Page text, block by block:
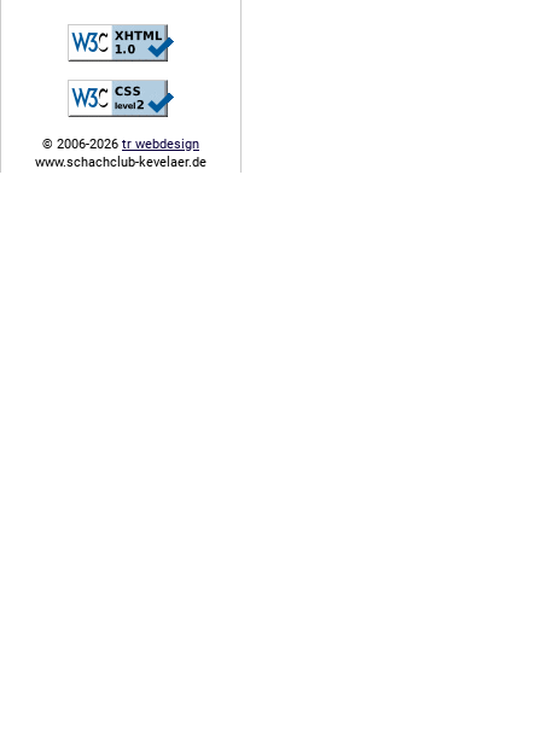
© 2006-2026 tr webdesign
www.schachclub-kevelaer.de